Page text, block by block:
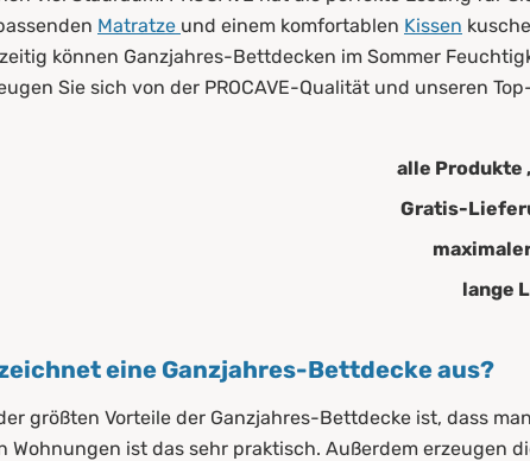
Kamelhaar
Schafschurwolle
Matratze und einem komfortablen Kissen
können Ganzjahres-Bettdecken im Sommer
Sie sich von der PROCAVE-Qualität und unseren
alle Produkte
Gratis-
lange
eine Ganzjahres-Bettdecke aus?
größten Vorteile der Ganzjahres-Bettdecke ist, dass
Wohnungen ist das sehr praktisch. Außerdem erzeugen